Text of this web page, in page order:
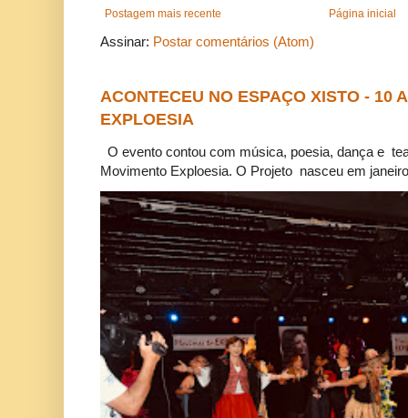
Postagem mais recente Página inicial
Assinar: Postar comentários (Atom)
ACONTECEU NO ESPAÇO XISTO - 10
EXPLOESIA
O evento contou com música, poesia, dança e
Movimento Exploesia. O Projeto nasceu em